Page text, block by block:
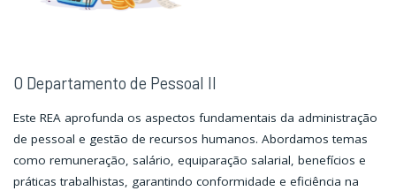
O Departamento de Pessoal II
Este REA aprofunda os aspectos fundamentais da administração
de pessoal e gestão de recursos humanos. Abordamos temas
como remuneração, salário, equiparação salarial, benefícios e
práticas trabalhistas, garantindo conformidade e eficiência na